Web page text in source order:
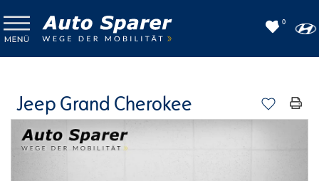
0
Jeep Grand Cherokee